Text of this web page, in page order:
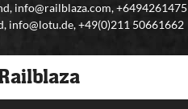
info@railblaza.com, +6494261475
info@lotu.de, +49(0)211 50661662